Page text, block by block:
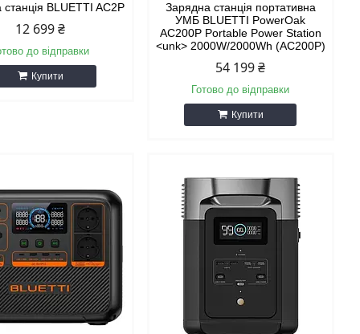
BLUETTI AC2P
12 699 ₴
до відправки
Купити
Зарядна станція портативна
УМБ BLUETTI PowerOak
AC200P Portable Power Station
<unk> 2000W/2000Wh (AC200P)
54 199 ₴
Готово до відправки
Купити